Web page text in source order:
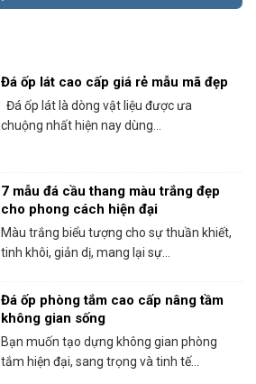
Đá ốp lát cao cấp giá rẻ mẫu mã đẹp
Đá ốp lát là dòng vật liệu được ưa
chuộng nhất hiện nay dùng...
7 mẫu đá cầu thang màu trắng đẹp
cho phong cách hiện đại
Màu trắng biểu tượng cho sự thuần khiết,
tinh khôi, giản dị, mang lại sự...
Đá ốp phòng tắm cao cấp nâng tầm
không gian sống
Bạn muốn tạo dựng không gian phòng
tắm hiện đại, sang trọng và tinh tế...